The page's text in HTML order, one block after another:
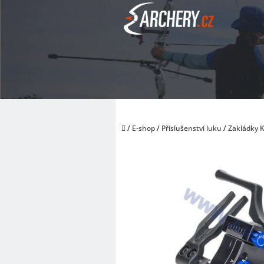
Domů
/ E-shop/ Příslušenství luku /Zakládky